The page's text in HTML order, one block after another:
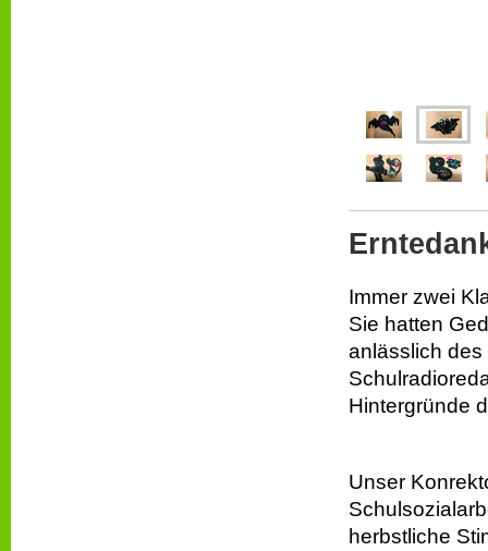
Immer zwei
Sie hatten
anlässlich des
Hintergründe
Unser
herbstliche